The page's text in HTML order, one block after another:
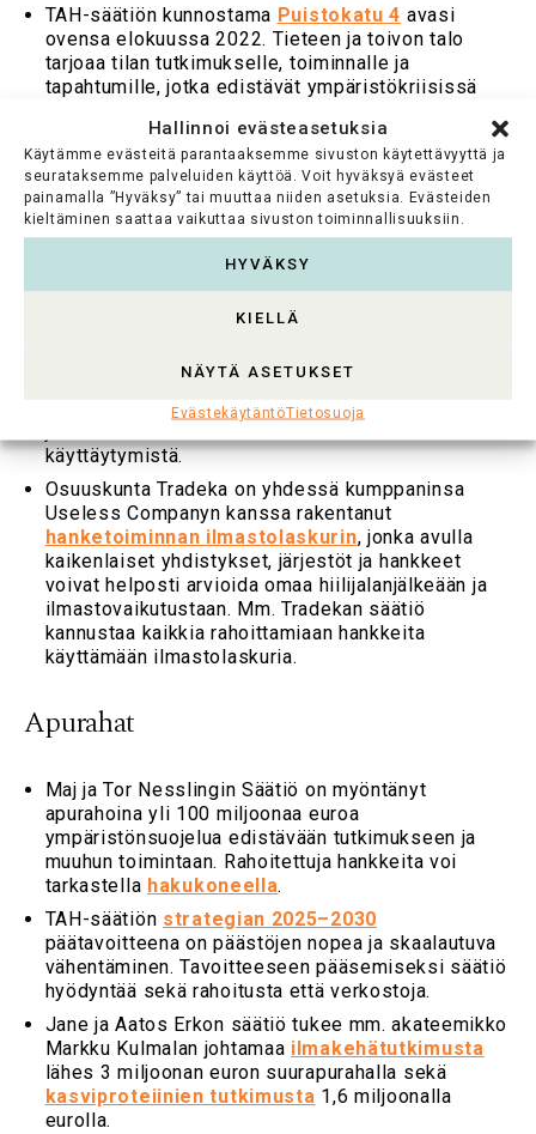
Hallinnoi evästeasetuksia
Käytämme evästeitä parantaaksemme sivuston käytettävyyttä ja
seurataksemme palveluiden käyttöä. Voit hyväksyä evästeet
painamalla ”Hyväksy” tai muuttaa niiden asetuksia. Evästeiden
kieltäminen saattaa vaikuttaa sivuston toiminnallisuuksiin.
HYVÄKSY
KIELLÄ
NÄYTÄ ASETUKSET
EvästekäytäntöTietosuoja
TAH-säätiön kunnostama Puistokatu 4 avasi
ovensa elokuussa 2022. Tieteen ja toivon talo
tarjoaa tilan tutkimukselle, toiminnalle ja
tapahtumille, jotka edistävät ympäristökriisissä
Nesslingin säätiö on hankkeessa mukana
kumppanina.
TAH-säätiön, Maj ja Tor Nesslingin säätiön sekä
Svenska litteratursällskapet i Finlandin yhteinen
Sininen palloon palkinto tulevaisuuden
rakentajille ja toivon tekijöille. Palkinto on
suuruudeltaan 100 000 euroa, ja sen saaja tarjoaa
skaalautuvia tai monistettavia ratkaisuja kaikkia
Palkinto korostaa ihmisten käyttäytymisen
muutoksen merkitystä ympäristö- ja
ilmastokysymyksissä. Se myönnetään ratkaisuille,
käyttäytymistä.
Osuuskunta Tradeka on yhdessä kumppaninsa
Useless Companyn kanssa rakentanut
hanketoiminnan ilmastolaskurin, jonka avulla
kaikenlaiset yhdistykset, järjestöt ja hankkeet
voivat helposti arvioida omaa hiilijalanjälkeään ja
ilmastovaikutustaan. Mm. Tradekan säätiö
kannustaa kaikkia rahoittamiaan hankkeita
käyttämään ilmastolaskuria.
Apurahat
Maj ja Tor Nesslingin Säätiö on myöntänyt
apurahoina yli 100 miljoonaa euroa
ympäristönsuojelua edistävään tutkimukseen ja
muuhun toimintaan. Rahoitettuja hankkeita voi
tarkastella hakukoneella.
TAH-säätiön strategian 2025–2030
päätavoitteena on päästöjen nopea ja skaalautuva
vähentäminen. Tavoitteeseen pääsemiseksi säätiö
hyödyntää sekä rahoitusta että verkostoja.
Jane ja Aatos Erkon säätiö tukee mm. akateemikko
Markku Kulmalan johtamaa ilmakehätutkimusta
lähes 3 miljoonan euron suurapurahalla sekä
kasviproteiinien tutkimusta 1,6 miljoonalla
eurolla.